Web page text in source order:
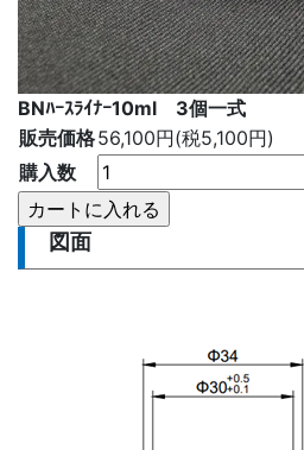
BNﾊｰｽﾗｲﾅｰ10ml 3個一式
販売価格56,100円(税5,100円)
購入数
図面